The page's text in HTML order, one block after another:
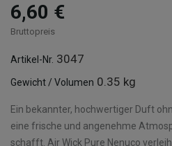
6,60 €
Bruttopreis
Artikel-Nr. 3047
Gewicht / Volumen 0.35 kg
Ein bekannter, hochwertiger Duft
eine frische und angenehme
schafft. Air Wick Pure Nenuco